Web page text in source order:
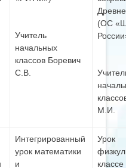
Учитель
начальных
классов Боревич
С.В.
(ОС
М.И.
Интегрированный
урок математики
и
Урок
классе